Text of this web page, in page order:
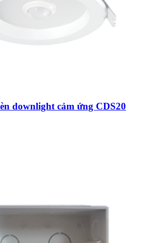
downlight cảm ứng CDS20